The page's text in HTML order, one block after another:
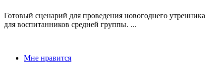
Готовый сценарий для проведения новогоднего утренника
для воспитанников средней группы. ...
Мне нравится